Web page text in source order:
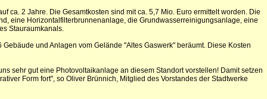
ca. 2 Jahre. Die Gesamtkosten sind mit ca. 5,7 Mio. Euro ermittelt worden. Die
eine Horizontalfilterbrunnenanlage, die Grundwasserreinigungsanlage, eine
Stauraumkanals.
und Anlagen vom Gelände "Altes Gaswerk" beräumt. Diese Kosten
sehr gut eine Photovoltaikanlage an diesem Standort vorstellen! Damit setzen
Form fort", so Oliver Brünnich, Mitglied des Vorstandes der Stadtwerke